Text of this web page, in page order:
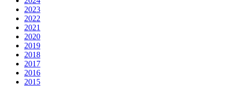
2023
2022
2021
2020
2019
2018
2017
2016
2015